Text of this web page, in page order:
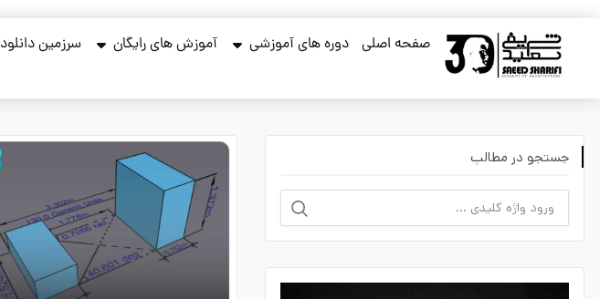
صفحه اصلی دوره های آموزشی آموزش های رایگان سرزمین دانلود
جستجو در مطالب